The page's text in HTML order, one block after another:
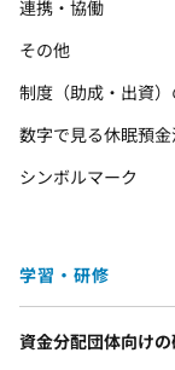
連携・協働
その他
制度（助成・出資
数字で見る休眠預
シンボルマーク
学習・研修
資金分配団体向け